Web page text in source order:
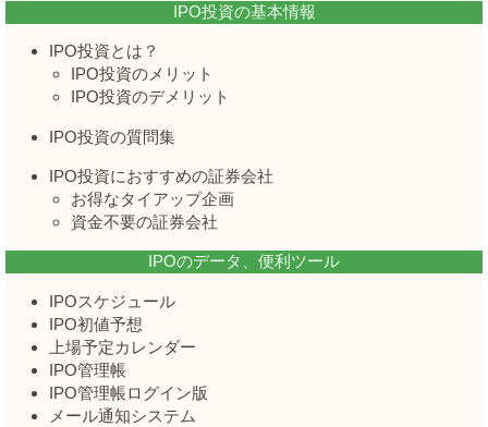
IPO投資の基本情報
IPO投資とは？
IPO投資のメリット
IPO投資のデメリット
IPO投資の質問集
IPO投資におすすめの証券会社
お得なタイアップ企画
資金不要の証券会社
IPOのデータ、便利ツール
IPOスケジュール
IPO初値予想
上場予定カレンダー
IPO管理帳
IPO管理帳ログイン版
メール通知システム